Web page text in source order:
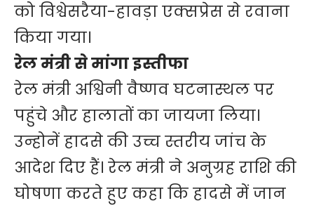
को विश्वेसरैया-हावड़ा एक्सप्रेस से रवाना
किया गया।
रेल मंत्री से मांगा इस्तीफा
रेल मंत्री अश्विनी वैष्णव घटनास्थल पर
पहुंचे और हालातों का जायजा लिया।
उन्होनें हादसे की उच्च स्तरीय जांच के
आदेश दिए हैं। रेल मंत्री ने अनुग्रह राशि की
घोषणा करते हुए कहा कि हादसे में जान